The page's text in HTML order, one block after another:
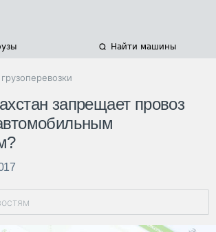
Найти машины
запрещает провоз